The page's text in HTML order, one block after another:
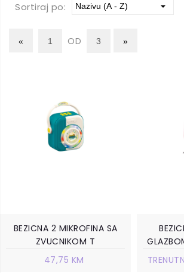
Sortiraj po:
OD
BEZICNA 2 MIKROFINA SA
ZVUCNIKOM T
47,75 KM